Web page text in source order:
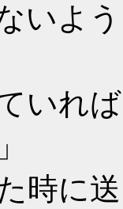
いよ
いれ
時に